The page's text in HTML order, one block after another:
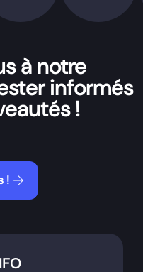
à notre
informés
!
! arrow_forward